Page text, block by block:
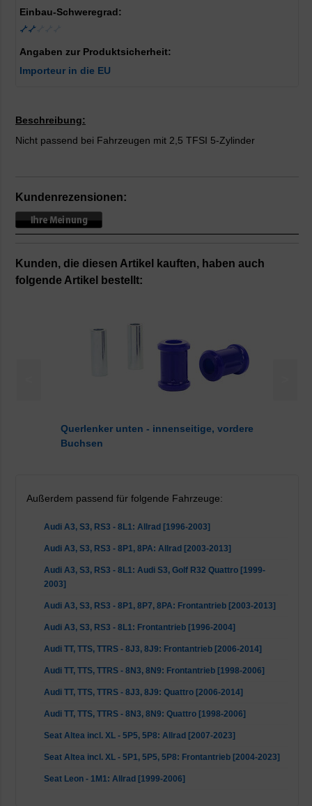
Einbau-Schweregrad:
Angaben zur Produktsicherheit:
Importeur in die EU
Beschreibung:
Nicht passend bei Fahrzeugen mit 2,5 TFSI 5-Zylinder
Kundenrezensionen:
Kunden, die diesen Artikel kauften, haben auch
folgende Artikel bestellt:
Querlenker unten - innenseitige, vordere
Buchsen
Außerdem passend für folgende Fahrzeuge:
Audi A3, S3, RS3 - 8L1: Allrad [1996-2003]
Audi A3, S3, RS3 - 8P1, 8PA: Allrad [2003-2013]
Audi A3, S3, RS3 - 8L1: Audi S3, Golf R32 Quattro [1999-
2003]
Audi A3, S3, RS3 - 8P1, 8P7, 8PA: Frontantrieb [2003-2013]
Audi A3, S3, RS3 - 8L1: Frontantrieb [1996-2004]
Audi TT, TTS, TTRS - 8J3, 8J9: Frontantrieb [2006-2014]
Audi TT, TTS, TTRS - 8N3, 8N9: Frontantrieb [1998-2006]
Audi TT, TTS, TTRS - 8J3, 8J9: Quattro [2006-2014]
Audi TT, TTS, TTRS - 8N3, 8N9: Quattro [1998-2006]
Seat Altea incl. XL - 5P5, 5P8: Allrad [2007-2023]
Seat Altea incl. XL - 5P1, 5P5, 5P8: Frontantrieb [2004-2023]
Seat Leon - 1M1: Allrad [1999-2006]